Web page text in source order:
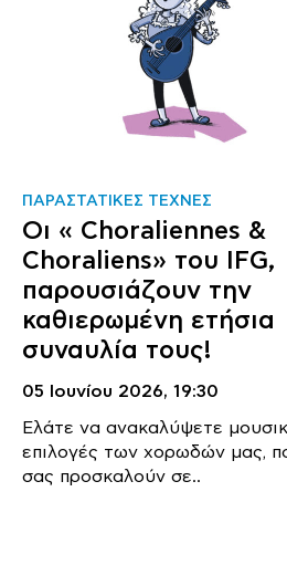
ΠΑΡΑΣΤΑΤΙΚΕΣ ΤΕΧΝΕΣ
Οι « Choraliennes &
Choraliens» του IFG,
παρουσιάζουν την
καθιερωμένη ετήσια
συναυλία τους!
05 Ιουνίου 2026, 19:30
Ελάτε να ανακαλύψετε
επιλογές των χορωδών μας,
σας προσκαλούν σε..